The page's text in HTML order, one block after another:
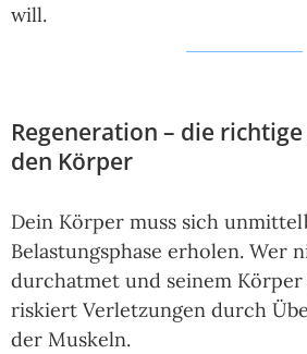
will.
Regeneration – die
den Körper
Dein Körper muss sich
Belastungsphase erholen. Wer
durchatmet und seinem Körper
riskiert Verletzungen durch
der Muskeln.